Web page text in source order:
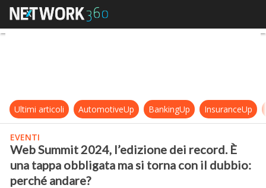
Web Summit 2024, l’edizione dei
Ultimi articoli AutomotiveUp BankingUp InsuranceUp
EVENTI
Web Summit 2024, l’edizione dei record. È
una tappa obbligata ma si torna con il dubbio:
perché andare?